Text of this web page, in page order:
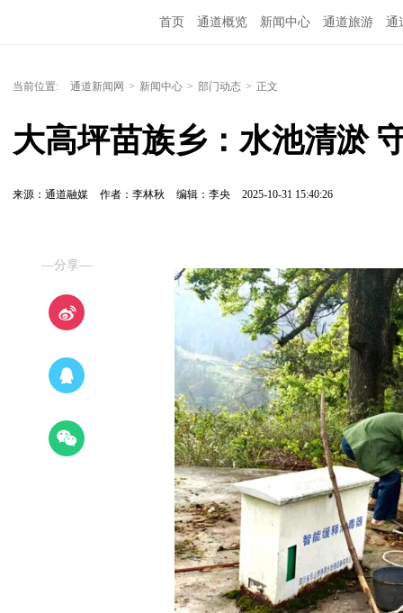
首页 通道概览 新闻中心 通道旅游 通
当前位置: 通道新闻网 > 新闻中心 > 部门动态 > 正文
大高坪苗族乡：水池清淤
来源：通道融媒 作者：李林秋 编辑：李央 2025-10-31 15:40:26
—分享—